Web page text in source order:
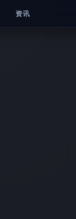
资讯